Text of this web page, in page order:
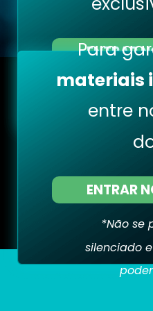
ENTRAR
*Não se preocupe,
Para
materiais
entre
ENTRAR
*Não se
silenciado